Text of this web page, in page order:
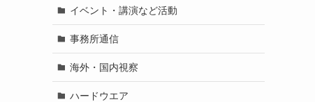
イベント・講演など活動
事務所通信
海外・国内視察
ハードウエア